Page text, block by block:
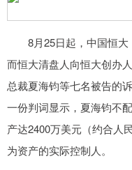
8月25日起，中国恒大
而恒大清盘人向恒大创办
总裁夏海钧等七名被告的
一份判词显示，夏海钧不
产达2400万美元（约合人
为资产的实际控制人。